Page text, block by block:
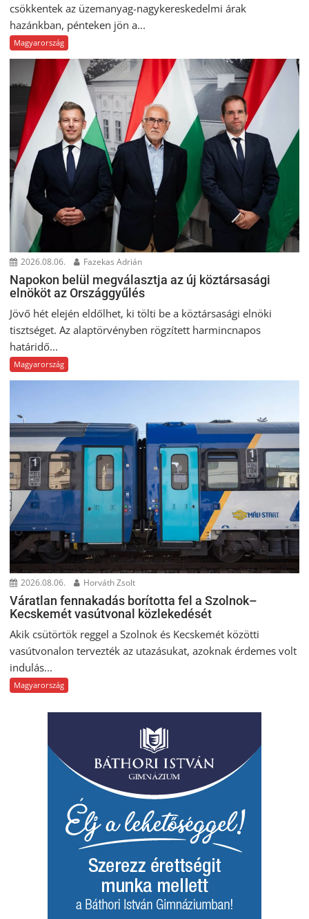
csökkentek az üzemanyag-nagykereskedelmi árak
hazánkban, pénteken jön a...
Magyarország
2026.08.06. Fazekas Adrián
Napokon belül megválasztja az új köztársasági
elnököt az Országgyűlés
Jövő hét elején eldőlhet, ki tölti be a köztársasági elnöki
tisztséget. Az alaptörvényben rögzített harmincnapos
határidő...
Magyarország
2026.08.06. Horváth Zsolt
Váratlan fennakadás borította fel a Szolnok–
Kecskemét vasútvonal közlekedését
Akik csütörtök reggel a Szolnok és Kecskemét közötti
vasútvonalon tervezték az utazásukat, azoknak érdemes volt
indulás...
Magyarország